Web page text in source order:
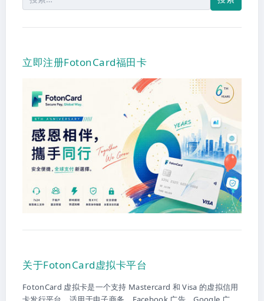
索：
立即注册FotonCard福田卡
关于FotonCard虚拟卡平台
FotonCard 虚拟卡是一个支持 Mastercard 和 Visa 的虚拟信用